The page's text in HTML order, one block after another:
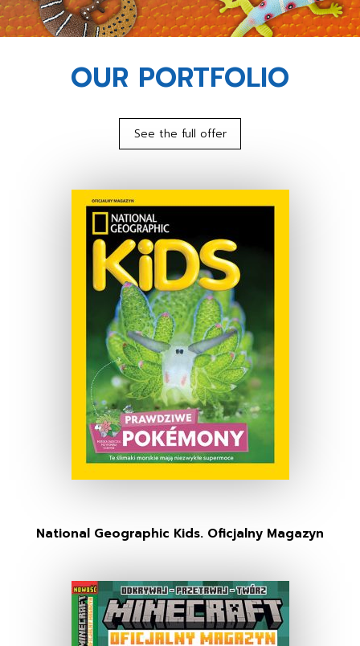
OUR PORTFOLIO
See the full offer
National Geographic Kids. Oficjalny Magazyn